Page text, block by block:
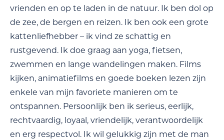
vrienden en op te laden in de natuur. Ik ben dol op
de zee, de bergen en reizen. Ik ben ook een grote
kattenliefhebber – ik vind ze schattig en
rustgevend. Ik doe graag aan yoga, fietsen,
zwemmen en lange wandelingen maken. Films
kijken, animatiefilms en goede boeken lezen zijn
enkele van mijn favoriete manieren om te
ontspannen. Persoonlijk ben ik serieus, eerlijk,
rechtvaardig, loyaal, vriendelijk, verantwoordelijk
en erg respectvol. Ik wil gelukkig zijn met de man